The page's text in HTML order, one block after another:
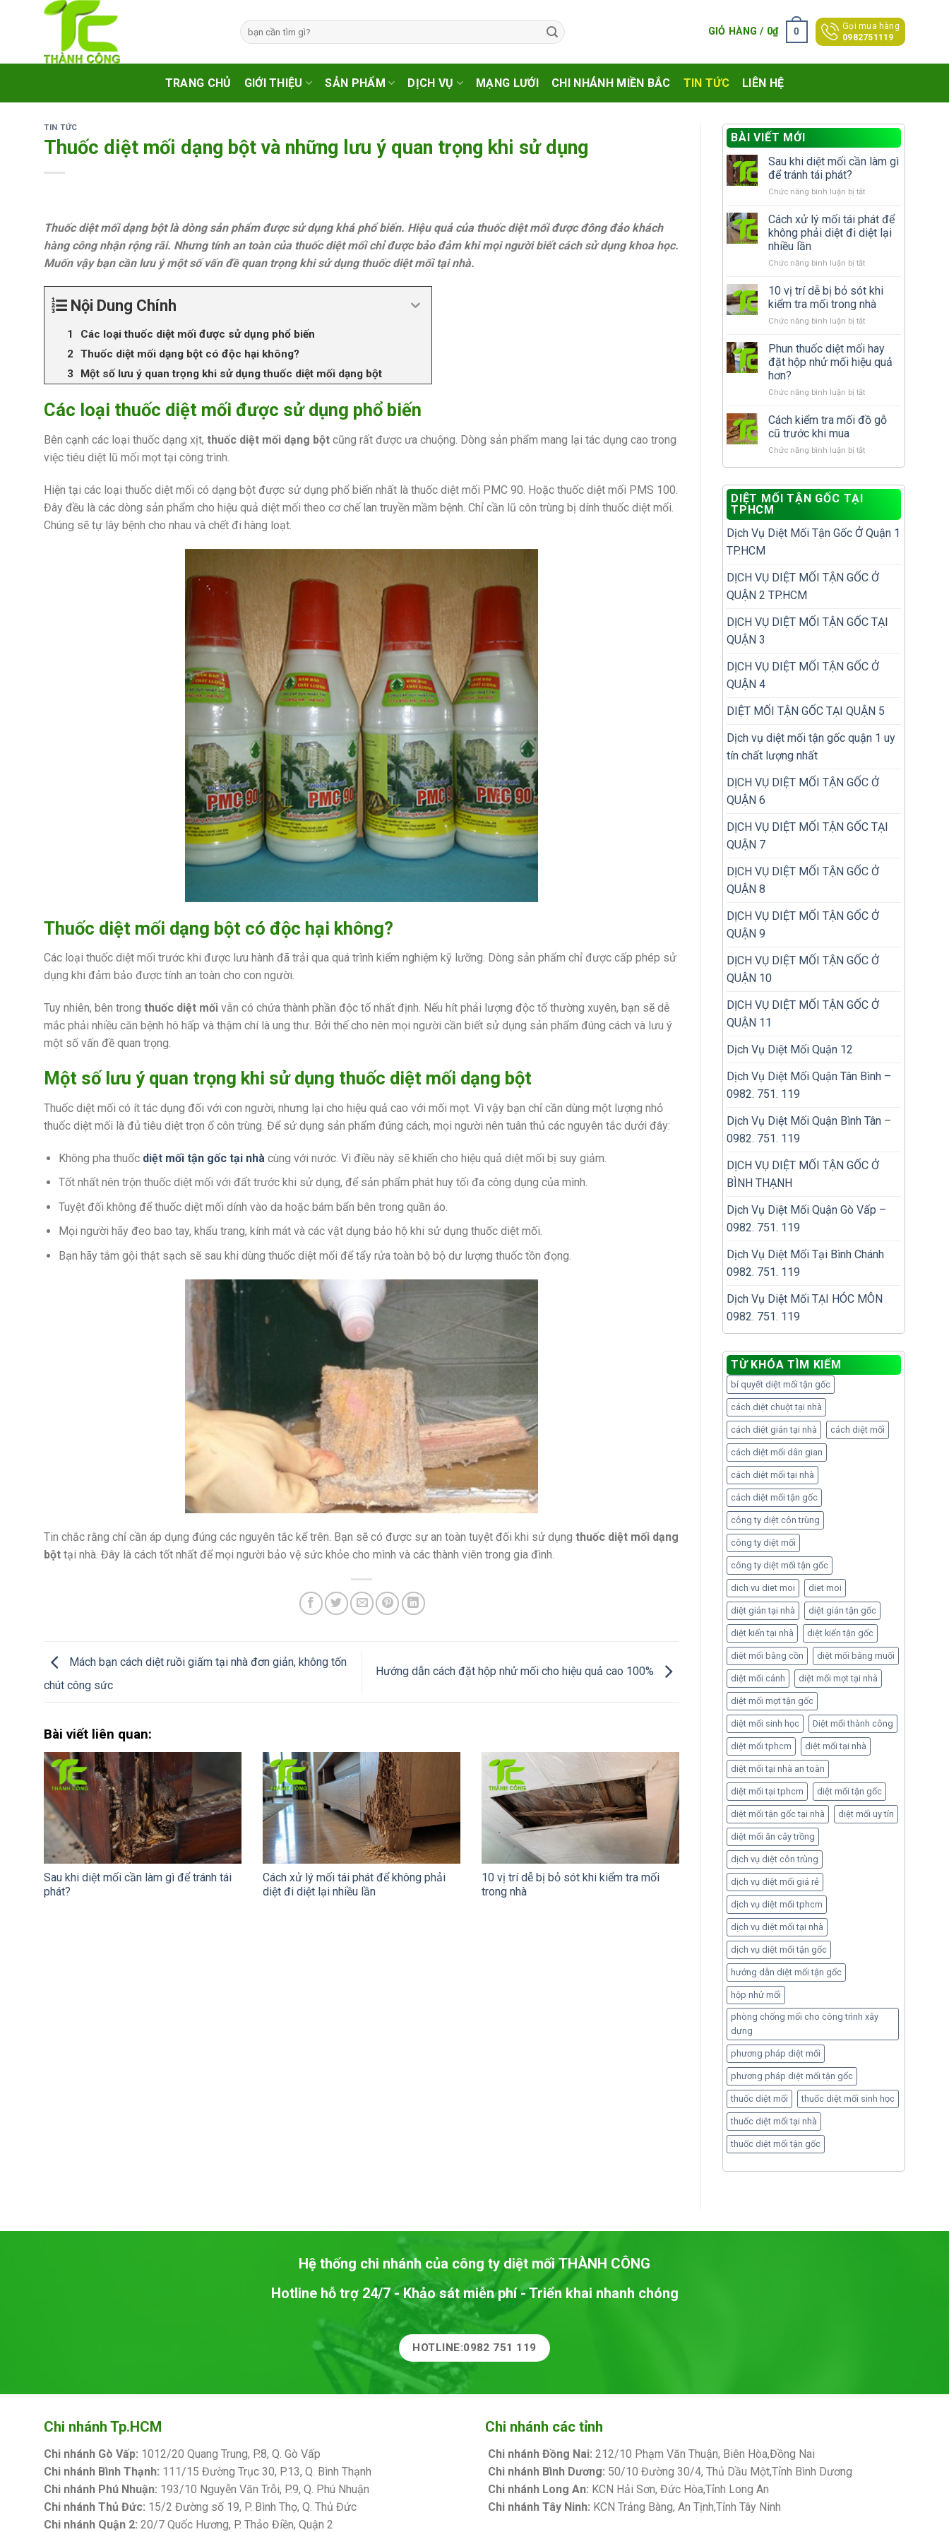
Tìm
kiếm:
GIỎ HÀNG / 0₫ 0
Gọi mua hàng
0982751119
TRANG CHỦ GIỚI THIỆU SẢN PHẨM DỊCH VỤ MẠNG LƯỚI CHI NHÁNH MIỀN BẮC TIN TỨC LIÊN HỆ
TIN TỨC
Thuốc diệt mối dạng bột và những lưu ý quan trọng khi sử dụng
Thuốc diệt mối dạng bột là dòng sản phẩm được sử dụng khá phổ biến. Hiệu quả của thuốc diệt mối được đông đảo khách
hàng công nhận rộng rãi. Nhưng tính an toàn của thuốc diệt mối chỉ được bảo đảm khi mọi người biết cách sử dụng khoa học.
Muốn vậy bạn cần lưu ý một số vấn đề quan trọng khi sử dụng thuốc diệt mối tại nhà.
Nội Dung Chính
Các loại thuốc diệt mối được sử dụng phổ biến
Thuốc diệt mối dạng bột có độc hại không?
Một số lưu ý quan trọng khi sử dụng thuốc diệt mối dạng bột
Các loại thuốc diệt mối được sử dụng phổ biến
Bên cạnh các loại thuốc dạng xịt, thuốc diệt mối dạng bột cũng rất được ưa chuộng. Dòng sản phẩm mang lại tác dụng cao trong
việc tiêu diệt lũ mối mọt tại công trình.
Hiện tại các loại thuốc diệt mối có dạng bột được sử dụng phổ biến nhất là thuốc diệt mối PMC 90. Hoặc thuốc diệt mối PMS 100.
Đây đều là các dòng sản phẩm cho hiệu quả diệt mối theo cơ chế lan truyền mầm bệnh. Chỉ cần lũ côn trùng bị dính thuốc diệt mối.
Chúng sẽ tự lây bệnh cho nhau và chết đi hàng loạt.
Thuốc diệt mối dạng bột có độc hại không?
Các loại thuốc diệt mối trước khi được lưu hành đã trải qua quá trình kiểm nghiệm kỹ lưỡng. Dòng sản phẩm chỉ được cấp phép sử
dụng khi đảm bảo được tính an toàn cho con người.
Tuy nhiên, bên trong thuốc diệt mối vẫn có chứa thành phần độc tố nhất định. Nếu hít phải lượng độc tố thường xuyên, bạn sẽ dễ
mắc phải nhiều căn bệnh hô hấp và thậm chí là ung thư. Bởi thế cho nên mọi người cần biết sử dụng sản phẩm đúng cách và lưu ý
một số vấn đề quan trọng.
Một số lưu ý quan trọng khi sử dụng thuốc diệt mối dạng bột
Thuốc diệt mối có ít tác dụng đối với con người, nhưng lại cho hiệu quả cao với mối mọt. Vì vậy bạn chỉ cần dùng một lượng nhỏ
thuốc diệt mối là đủ tiêu diệt trọn ổ côn trùng. Để sử dụng sản phẩm đúng cách, mọi người nên tuân thủ các nguyên tắc dưới đây:
Không pha thuốc diệt mối tận gốc tại nhà cùng với nước. Vì điều này sẽ khiến cho hiệu quả diệt mối bị suy giảm.
Tốt nhất nên trộn thuốc diệt mối với đất trước khi sử dụng, để sản phẩm phát huy tối đa công dụng của mình.
Tuyệt đối không để thuốc diệt mối dính vào da hoặc bám bẩn bên trong quần áo.
Mọi người hãy đeo bao tay, khẩu trang, kính mát và các vật dụng bảo hộ khi sử dụng thuốc diệt mối.
Bạn hãy tắm gội thật sạch sẽ sau khi dùng thuốc diệt mối để tẩy rửa toàn bộ bộ dư lượng thuốc tồn đọng.
Tin chắc rằng chỉ cần áp dụng đúng các nguyên tắc kể trên. Bạn sẽ có được sự an toàn tuyệt đối khi sử dụng thuốc diệt mối dạng
bột tại nhà. Đây là cách tốt nhất để mọi người bảo vệ sức khỏe cho mình và các thành viên trong gia đình.
Mách bạn cách diệt ruồi giấm tại nhà đơn giản, không tốn
chút công sức
Hướng dẫn cách đặt hộp nhử mối cho hiệu quả cao 100%
Bài viết liên quan:
Sau khi diệt mối cần làm gì để tránh tái
phát?
Cách xử lý mối tái phát để không phải
diệt đi diệt lại nhiều lần
10 vị trí dễ bị bỏ sót khi kiểm tra mối
trong nhà
BÀI VIẾT MỚI
Sau khi diệt mối cần làm gì
để tránh tái phát?
Chức năng bình luận bị tắtở
khi
diệt
mối
làm
để
tránh
tái
phát?
Cách xử lý mối tái phát để
không phải diệt đi diệt lại
nhiều lần
Chức năng bình luận bị tắtở
xử
lý
mối
tái
để
không
phải
đi
lại
10 vị trí dễ bị bỏ sót khi
kiểm tra mối trong nhà
Chức năng bình luận bị tắtở
vị
trí
dễ
bỏ
khi
kiểm
mối
Phun thuốc diệt mối hay
đặt hộp nhử mối hiệu quả
hơn?
Chức năng bình luận bị tắtở
thuốc
diệt
hay
nhử
hơn?
Cách kiểm tra mối đồ gỗ
cũ trước khi mua
Chức năng bình luận bị tắtở
tra
gỗ
cũ
mua
DIỆT MỐI TẬN GỐC TẠI
TPHCM
Dịch Vụ Diệt Mối Tận Gốc Ở Quận 1
TP.HCM
DỊCH VỤ DIỆT MỐI TẬN GỐC Ở
QUẬN 2 TP.HCM
DỊCH VỤ DIỆT MỐI TẬN GỐC TẠI
QUẬN 3
DỊCH VỤ DIỆT MỐI TẬN GỐC Ở
QUẬN 4
DIỆT MỐI TẬN GỐC TẠI QUẬN 5
Dịch vụ diệt mối tận gốc quận 1 uy
tín chất lượng nhất
DỊCH VỤ DIỆT MỐI TẬN GỐC Ở
QUẬN 6
DỊCH VỤ DIỆT MỐI TẬN GỐC TẠI
QUẬN 7
DỊCH VỤ DIỆT MỐI TẬN GỐC Ở
QUẬN 8
DỊCH VỤ DIỆT MỐI TẬN GỐC Ở
QUẬN 9
DỊCH VỤ DIỆT MỐI TẬN GỐC Ở
QUẬN 10
DỊCH VỤ DIỆT MỐI TẬN GỐC Ở
QUẬN 11
Dịch Vụ Diệt Mối Quận 12
Dịch Vụ Diệt Mối Quận Tân Bình –
0982. 751. 119
Dịch Vụ Diệt Mối Quận Bình Tân –
0982. 751. 119
DỊCH VỤ DIỆT MỐI TẬN GỐC Ở
BÌNH THẠNH
Dịch Vụ Diệt Mối Quận Gò Vấp –
0982. 751. 119
Dịch Vụ Diệt Mối Tại Bình Chánh
0982. 751. 119
Dịch Vụ Diệt Mối TẠI HÓC MÔN
0982. 751. 119
TỪ KHÓA TÌM KIẾM
bí quyết diệt mối tận gốc
cách diệt chuột tại nhà
cách diệt gián tại nhà cách diệt mối
cách diệt mối dân gian
cách diệt mối tại nhà
cách diệt mối tận gốc
công ty diệt côn trùng
công ty diệt mối
công ty diệt mối tận gốc
dich vu diet moi diet moi
diệt gián tại nhà diệt gián tận gốc
diệt kiến tại nhà diệt kiến tận gốc
diệt mối bằng cồn diệt mối bằng muối
diệt mối cánh diệt mối mọt tại nhà
diệt mối mọt tận gốc
diệt mối sinh học Diệt mối thành công
diệt mối tphcm diệt mối tại nhà
diệt mối tại nhà an toàn
diệt mối tại tphcm diệt mối tận gốc
diệt mối tận gốc tại nhà diệt mối uy tín
diệt mối ăn cây trồng
dịch vụ diệt côn trùng
dịch vụ diệt mối giá rẻ
dịch vụ diệt mối tphcm
dịch vụ diệt mối tại nhà
dịch vụ diệt mối tận gốc
hướng dẫn diệt mối tận gốc
hộp nhử mối
phòng chống mối cho công trình xây
dựng
phương pháp diệt mối
phương pháp diệt mối tận gốc
thuốc diệt mối thuốc diệt mối sinh học
thuốc diệt mối tại nhà
thuốc diệt mối tận gốc
Hệ thống chi nhánh của công ty diệt mốiTHÀNH CÔNG
Hotline hỗ trợ 24/7 - Khảo sát miễn phí - Triển khai nhanh chóng
HOTLINE:0982 751 119
Chi nhánh Tp.HCM
Chi nhánh Gò Vấp: 1012/20 Quang Trung, P.8, Q. Gò Vấp
Chi nhánh Bình Thạnh: 111/15 Đường Trục 30, P.13, Q. Bình Thạnh
Chi nhánh Phú Nhuận: 193/10 Nguyễn Văn Trỗi, P.9, Q. Phú Nhuận
Chi nhánh Thủ Đức: 15/2 Đường số 19, P. Bình Thọ, Q. Thủ Đức
Chi nhánh Quận 2: 20/7 Quốc Hương, P. Thảo Điền, Quận 2
Chi nhánh các tỉnh
Chi nhánh Đồng Nai: 212/10 Phạm Văn Thuận, Biên Hòa,Đồng Nai
Chi nhánh Bình Dương: 50/10 Đường 30/4, Thủ Dầu Một,Tỉnh Bình Dương
Chi nhánh Long An: KCN Hải Sơn, Đức Hòa,Tỉnh Long An
Chi nhánh Tây Ninh: KCN Trảng Bàng, An Tịnh,Tỉnh Tây Ninh